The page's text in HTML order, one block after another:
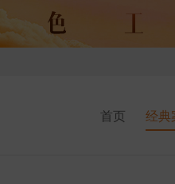
首页 经典